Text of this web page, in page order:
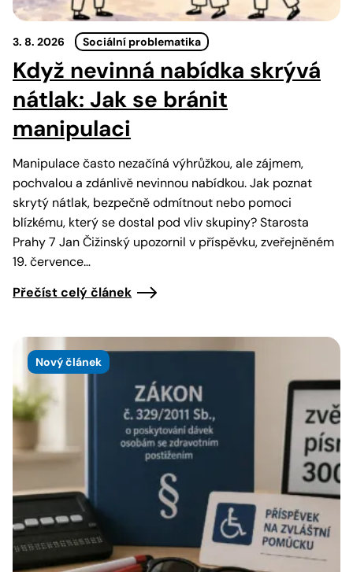
3. 8. 2026 Sociální problematika
Když nevinná nabídka skrývá
nátlak: Jak se bránit
manipulaci
Manipulace často nezačíná výhrůžkou, ale zájmem,
pochvalou a zdánlivě nevinnou nabídkou. Jak poznat
skrytý nátlak, bezpečně odmítnout nebo pomoci
blízkému, který se dostal pod vliv skupiny? Starosta
Prahy 7 Jan Čižinský upozornil v příspěvku, zveřejněném
19. července…
Přečíst celý článek
Nový článek